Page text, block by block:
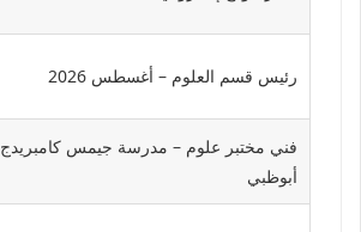
رئيس قسم العلوم – أغسطس 2026
فني مختبر علوم – مدرسة جيمس كامبريدج
أبوظبي